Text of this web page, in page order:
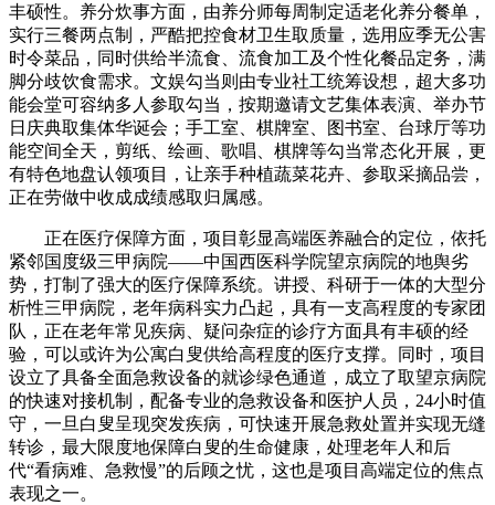
丰硕性。养分炊事方面，由养分师每周制定适老化养分餐单，
实行三餐两点制，严酷把控食材卫生取质量，选用应季无公害
时令菜品，同时供给半流食、流食加工及个性化餐品定务，满
脚分歧饮食需求。文娱勾当则由专业社工统筹设想，超大多功
能会堂可容纳多人参取勾当，按期邀请文艺集体表演、举办节
日庆典取集体华诞会；手工室、棋牌室、图书室、台球厅等功
能空间全天，剪纸、绘画、歌唱、棋牌等勾当常态化开展，更
有特色地盘认领项目，让亲手种植蔬菜花卉、参取采摘品尝，
正在劳做中收成成绩感取归属感。
正在医疗保障方面，项目彰显高端医养融合的定位，依托
紧邻国度级三甲病院——中国西医科学院望京病院的地舆劣
势，打制了强大的医疗保障系统。讲授、科研于一体的大型分
析性三甲病院，老年病科实力凸起，具有一支高程度的专家团
队，正在老年常见疾病、疑问杂症的诊疗方面具有丰硕的经
验，可以或许为公寓白叟供给高程度的医疗支撑。同时，项目
设立了具备全面急救设备的就诊绿色通道，成立了取望京病院
的快速对接机制，配备专业的急救设备和医护人员，24小时值
守，一旦白叟呈现突发疾病，可快速开展急救处置并实现无缝
转诊，最大限度地保障白叟的生命健康，处理老年人和后
代“看病难、急救慢”的后顾之忧，这也是项目高端定位的焦点
表现之一。